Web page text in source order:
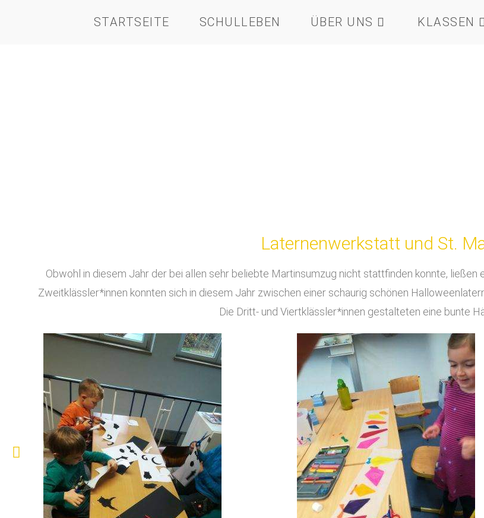
STARTSEITE SCHULLEBEN ÜBER UNS KLASSEN
Laternenwerkstatt und St.
Obwohl in diesem Jahr der bei allen sehr beliebte Martinsumzug nicht stattfinden konnte, ließen
Zweitklässler*innen konnten sich in diesem Jahr zwischen einer schaurig schönen
Die Dritt- und Viertklässler*innen gestalteten eine bunte